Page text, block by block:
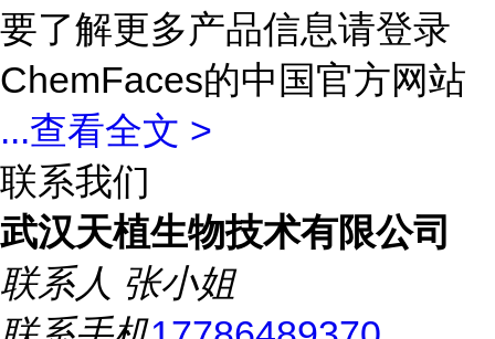
要了解更多产品信息请登录
ChemFaces的中国官方网站
...查看全文 >
联系我们
武汉天植生物技术有限公司
联系人 张小姐